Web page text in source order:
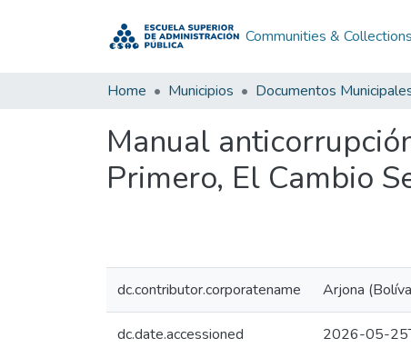
Communities & Collections
Home Municipios Documentos
Manual
Primero, El Cambio
dc.contributor.corporatename Arjona
dc.date.accessioned 2026-05-